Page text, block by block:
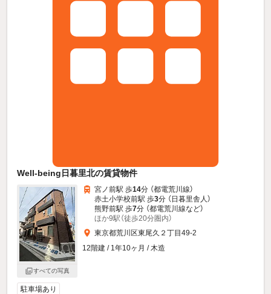
Well-being日暮里北の賃貸物件
すべての写真
宮ノ前駅 歩14分 （都電荒川線）
赤土小学校前駅 歩3分 （日暮里舎人）
熊野前駅 歩7分 （都電荒川線など）
ほか9駅（徒歩20分圏内）
東京都荒川区東尾久２丁目49-2
12階建 / 1年10ヶ月 / 木造
駐車場あり